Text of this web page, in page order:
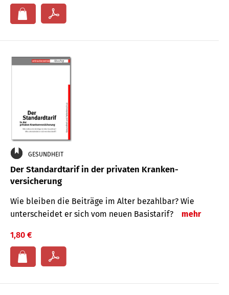
GESUNDHEIT
Der Standard­tarif in der privaten Kranken­
versicherung
Wie bleiben die Beiträge im Alter bezahlbar? Wie
unterscheidet er sich vom neuen Basistarif?
mehr
1,80 €